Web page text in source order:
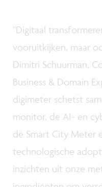
"Digitaal
vooruitkijken, maar
Dimitri Schuurman,
Business & Domain
digimeter schetst
monitor, de AI- en
de Smart City Meter
technologische
inzichten uit onze